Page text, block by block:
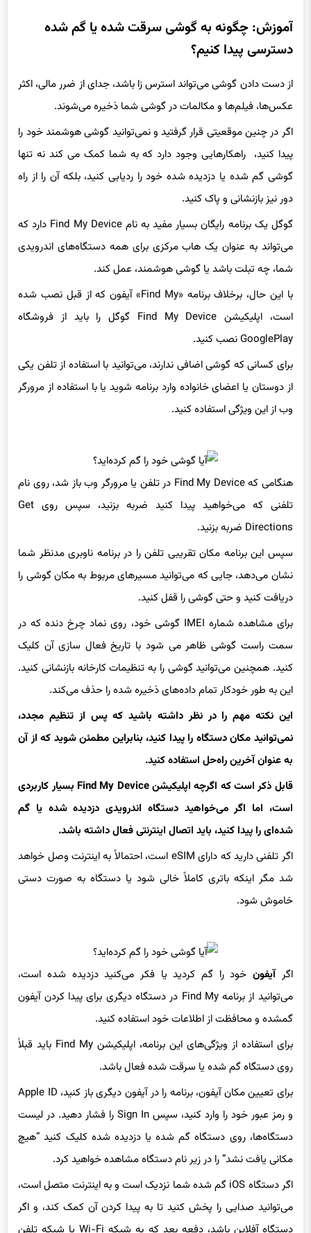
آموزش: چگونه به گوشی سرقت شده یا گم شده
دسترسی پیدا کنیم؟
از دست دادن گوشی می‌تواند استرس زا باشد، جدای از ضرر مالی، اکثر
عکس‌ها، فیلم‌ها و مکالمات در گوشی شما ذخیره می‌شوند.
اگر در چنین موقعیتی قرار گرفتید و نمی‌توانید گوشی هوشمند خود را
پیدا کنید، راهکارهایی وجود دارد که به شما کمک می کند نه تنها
گوشی گم شده یا دزدیده شده خود را ردیابی کنید، بلکه آن را از راه
دور نیز بازنشانی و پاک کنید.
گوگل یک برنامه رایگان بسیار مفید به نام Find My Device دارد که
می‌تواند به عنوان یک هاب مرکزی برای همه دستگاه‌های اندرویدی
شما، چه تبلت باشد یا گوشی هوشمند، عمل کند.
با این حال، برخلاف برنامه «Find My» آیفون که از قبل نصب شده
است، اپلیکیشن Find My Device گوگل را باید از فروشگاه
GooglePlay نصب کنید.
برای کسانی که گوشی اضافی ندارند، می‌توانید با استفاده از تلفن یکی
از دوستان یا اعضای خانواده وارد برنامه شوید یا با استفاده از مرورگر
وب از این ویژگی استفاده کنید.
هنگامی که Find My Device در تلفن یا مرورگر وب باز شد، روی نام
تلفنی که می‌خواهید پیدا کنید ضربه بزنید، سپس روی Get
Directions ضربه بزنید.
سپس این برنامه مکان تقریبی تلفن را در برنامه ناوبری مدنظر شما
نشان می‌دهد، جایی که می‌توانید مسیرهای مربوط به مکان گوشی را
دریافت کنید و حتی گوشی را قفل کنید.
برای مشاهده شماره IMEI گوشی خود، روی نماد چرخ دنده که در
سمت راست گوشی ظاهر می شود با تاریخ فعال سازی آن کلیک
کنید. همچنین می‌توانید گوشی را به تنظیمات کارخانه بازنشانی کنید.
این به طور خودکار تمام داده‌های ذخیره شده را حذف می‌کند.
این نکته مهم را در نظر داشته باشید که پس از تنظیم مجدد،
نمی‌توانید مکان دستگاه را پیدا کنید، بنابراین مطمئن شوید که از آن
به عنوان آخرین راه‌حل استفاده کنید.
قابل ذکر است که اگرچه اپلیکیشن Find My Device بسیار کاربردی
است، اما اگر می‌خواهید دستگاه اندرویدی دزدیده شده یا گم
شده‌ای را پیدا کنید، باید اتصال اینترنتی فعال داشته باشد.
اگر تلفنی دارید که دارای eSIM است، احتمالاً به اینترنت وصل خواهد
شد مگر اینکه باتری کاملاً خالی شود یا دستگاه به صورت دستی
خاموش شود.
اگرآیفونخود را گم کردید یا فکر می‌کنید دزدیده شده است،
می‌توانید از برنامه Find My در دستگاه دیگری برای پیدا کردن آیفون
گمشده و محافظت از اطلاعات خود استفاده کنید.
برای استفاده از ویژگی‌های این برنامه، اپلیکیشن Find My باید قبلاً
روی دستگاه گم شده یا سرقت شده فعال باشد.
برای تعیین مکان آیفون، برنامه را در آیفون دیگری باز کنید، Apple ID
و رمز عبور خود را وارد کنید، سپس Sign In را فشار دهید. در لیست
دستگاه‌ها، روی دستگاه گم شده یا دزدیده شده کلیک کنید “هیچ
مکانی یافت نشد” را در زیر نام دستگاه مشاهده خواهید کرد.
اگر دستگاه iOS گم شده شما نزدیک است و به اینترنت متصل است،
می‌توانید صدایی را پخش کنید تا به پیدا کردن آن کمک کند، و اگر
دستگاه آفلاین باشد، دفعه بعد که به شبکه Wi-Fi یا شبکه تلفن